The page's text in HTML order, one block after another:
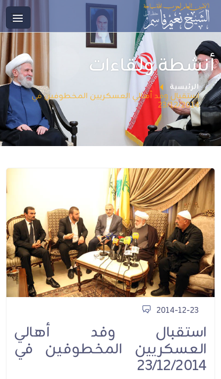
أنشطة ولقاءات
الرئيسية
استقبال وفد أهالي العسكريين المخطوفين في
23/12/2014
2014-12-23
استقبال وفد أهالي
العسكريين المخطوفين في
23/12/2014